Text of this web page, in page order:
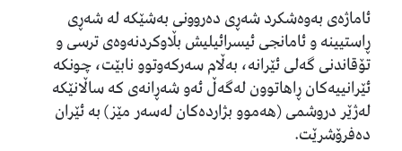
ئاماژەی بەوەشکرد شەڕی دەروونی بەشێکە لە شەڕی
ڕاستیینە و ئامانجی ئیسرائیلیش بڵاوکردنەوەی ترسی و
تۆقاندنی گەلی ئێرانە، بەڵام سەرکەوتوو نابێت، چونکە
ئێرانییەکان ڕاهاتوون لەگەڵ ئەو شەڕانەی کە ساڵانێکە
لەژێر دروشمی (هەموو بژاردەکان لەسەر مێز) بە ئێران
دەفرۆشرێت.